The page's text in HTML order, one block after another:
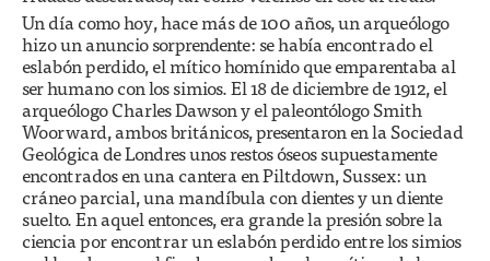
Un día como hoy, hace más de 100 años, un arqueólogo
hizo un anuncio sorprendente: se había encontrado el
eslabón perdido, el mítico homínido que emparentaba al
ser humano con los simios. El 18 de diciembre de 1912, el
arqueólogo Charles Dawson y el paleontólogo Smith
Woorward, ambos británicos, presentaron en la Sociedad
Geológica de Londres unos restos óseos supuestamente
encontrados en una cantera en Piltdown, Sussex: un
cráneo parcial, una mandíbula con dientes y un diente
suelto. En aquel entonces, era grande la presión sobre la
ciencia por encontrar un eslabón perdido entre los simios